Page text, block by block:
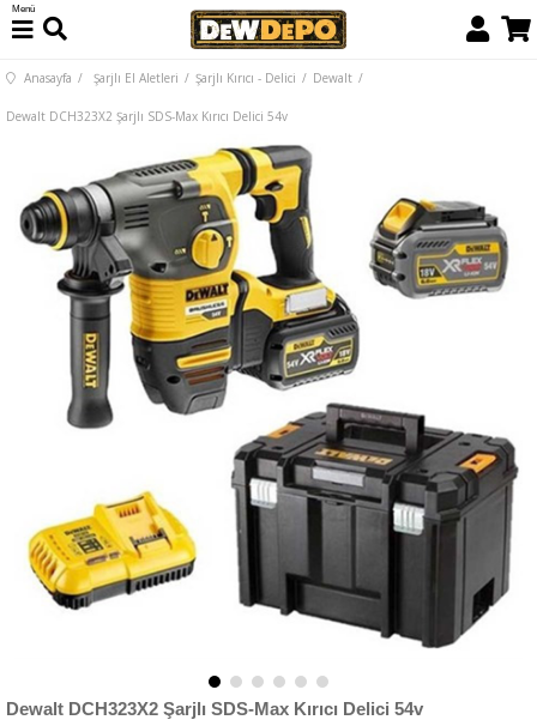
Menü
Anasayfa Şarjlı El Aletleri Şarjlı Kırıcı - Delici Dewalt
Dewalt DCH323X2 Şarjlı SDS-Max Kırıcı Delici 54v
Dewalt DCH323X2 Şarjlı SDS-Max Kırıcı Delici 54v